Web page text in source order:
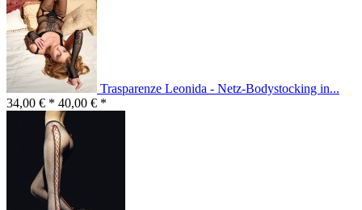
Trasparenze Leonida - Netz-Bodystocking in...
34,00 € * 40,00 € *